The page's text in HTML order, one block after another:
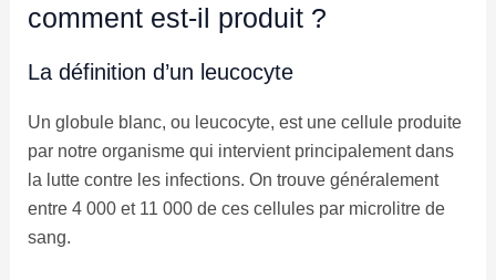
comment est-il produit ?
La définition d’un leucocyte
Un globule blanc, ou leucocyte, est une cellule produite
par notre organisme qui intervient principalement dans
la lutte contre les infections. On trouve généralement
entre 4 000 et 11 000 de ces cellules par microlitre de
sang.